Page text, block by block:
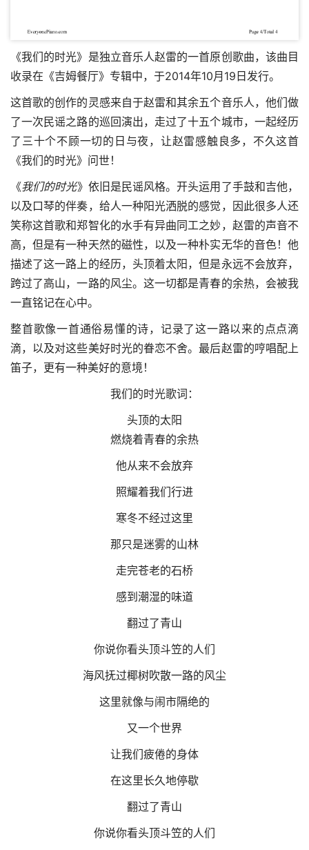
《我们的时光》是独立音乐人赵雷的一首原创歌曲，该曲目
收录在《吉姆餐厅》专辑中，于2014年10月19日发行。
这首歌的创作的灵感来自于赵雷和其余五个音乐人，他们做
了一次民谣之路的巡回演出，走过了十五个城市，一起经历
了三十个不顾一切的日与夜，让赵雷感触良多，不久这首
《我们的时光》问世！
《我们的时光》依旧是民谣风格。开头运用了手鼓和吉他，
以及口琴的伴奏，给人一种阳光洒脱的感觉，因此很多人还
笑称这首歌和郑智化的水手有异曲同工之妙，赵雷的声音不
高，但是有一种天然的磁性，以及一种朴实无华的音色！他
描述了这一路上的经历，头顶着太阳，但是永远不会放弃，
跨过了高山，一路的风尘。这一切都是青春的余热，会被我
一直铭记在心中。
整首歌像一首通俗易懂的诗，记录了这一路以来的点点滴
滴，以及对这些美好时光的眷恋不舍。最后赵雷的哼唱配上
笛子，更有一种美好的意境！
我们的时光歌词：
头顶的太阳
燃烧着青春的余热
他从来不会放弃
照耀着我们行进
寒冬不经过这里
那只是迷雾的山林
走完苍老的石桥
感到潮湿的味道
翻过了青山
你说你看头顶斗笠的人们
海风抚过椰树吹散一路的风尘
这里就像与闹市隔绝的
又一个世界
让我们疲倦的身体
在这里长久地停歇
翻过了青山
你说你看头顶斗笠的人们